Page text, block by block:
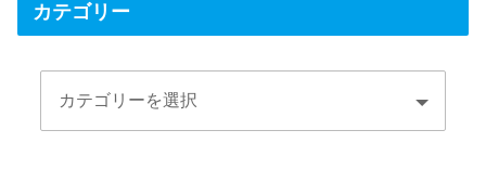
カテゴリー